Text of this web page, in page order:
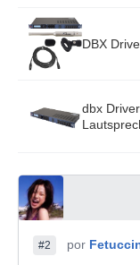
DBX
dbx
#2 por